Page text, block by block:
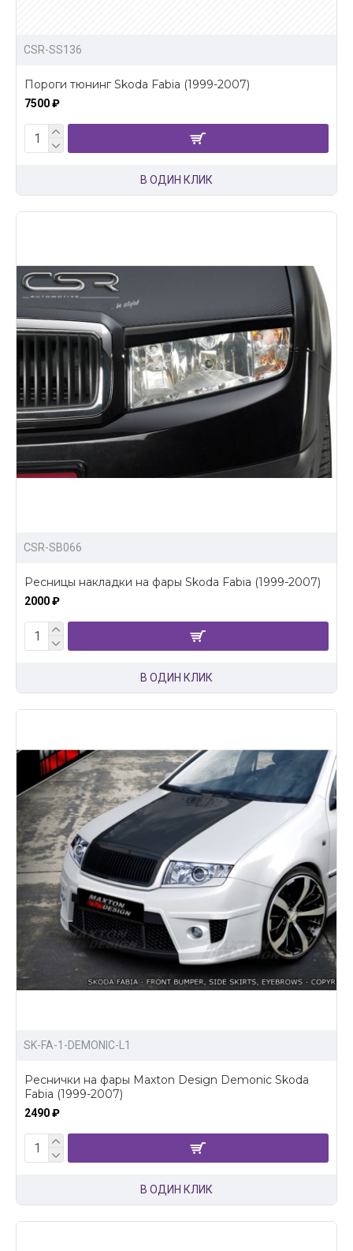
CSR-SS136
Пороги тюнинг Skoda Fabia (1999-2007)
7500 ₽
В ОДИН КЛИК
CSR-SB066
Ресницы накладки на фары Skoda Fabia (1999-2007)
2000 ₽
В ОДИН КЛИК
SK-FA-1-DEMONIC-L1
Реснички на фары Maxton Design Demonic Skoda
Fabia (1999-2007)
2490 ₽
В ОДИН КЛИК